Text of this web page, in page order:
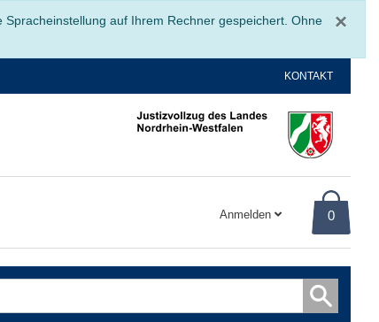
×
auf Ihrem Rechner gespeichert. Ohne
KONTAKT
Anmelden 0